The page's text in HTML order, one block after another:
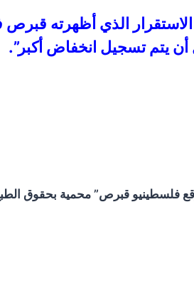
الذي أظهرته قبرص
أن يتم تسجيل انخفاض أكبر”.
قبرص” محمية بحقوق الطبع